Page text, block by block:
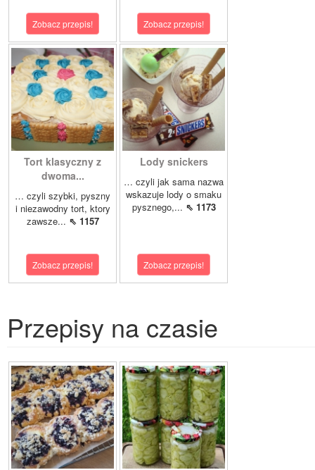
Zobacz przepis! Zobacz przepis!
Tort klasyczny z
dwoma...
… czyli szybki, pyszny
i niezawodny tort, ktory
zawsze... ⇖ 1157
Zobacz przepis!
Lody snickers
… czyli jak sama nazwa
wskazuje lody o smaku
pysznego,... ⇖ 1173
Zobacz przepis!
Przepisy na czasie